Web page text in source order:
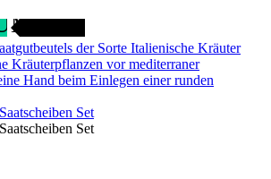
Set
Set